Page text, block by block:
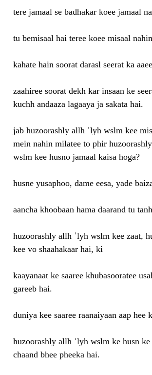
tere jamaal se badhakar koee jamaal
tu bemisaal hai teree koee misaal
kahate hain soorat darasl seerat ka
zaahiree soorat dekh kar insaan ke
kuchh andaaza lagaaya ja sakata hai.
jab huzoorashly allh ʿlyh wslm kee
mein nahin milatee to phir
wslm kee husno jamaal kaisa hoga?
husne yusaphoo, dame eesa, yade
aancha khoobaan hama daarand tu
huzoorashly allh ʿlyh wslm kee zaat,
kee vo shaahakaar hai, ki
kaayanaat ke saaree khubasooratee
gareeb hai.
duniya kee saaree raanaiyaan aap hee
huzoorashly allh ʿlyh wslm ke husn ke
chaand bhee pheeka hai.